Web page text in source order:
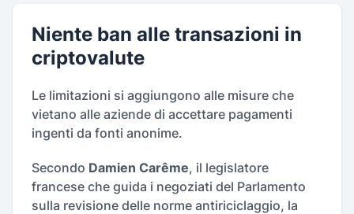
Niente ban alle transazioni in
criptovalute
Le limitazioni si aggiungono alle misure che
vietano alle aziende di accettare pagamenti
ingenti da fonti anonime.
Secondo Damien Carême, il legislatore
francese che guida i negoziati del Parlamento
sulla revisione delle norme antiriciclaggio, la